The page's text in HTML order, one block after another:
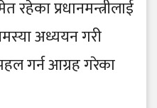
प्रधानमन्त्रीलाई
अध्ययन गरी
गर्न आग्रह गरेका